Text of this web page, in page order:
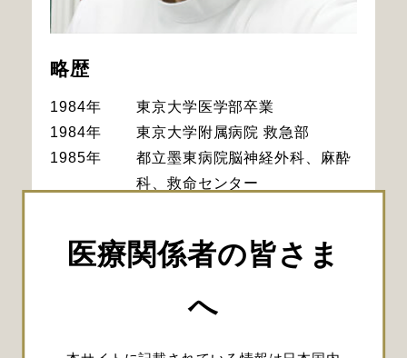
医療関係者の皆さま
へ
略歴
1984年
東京大学医学部卒業
1984年
東京大学附属病院 救急部
1985年
都立墨東病院脳神経外科、麻酔
科、救命センター
経外科
公立昭和病院脳神経外科 医長